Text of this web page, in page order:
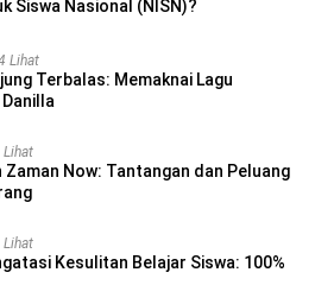
Siswa Nasional (NISN)?
Lihat
Terbalas: Memaknai Lagu
Zaman Now: Tantangan dan Peluang
Lihat
Kesulitan Belajar Siswa: 100%